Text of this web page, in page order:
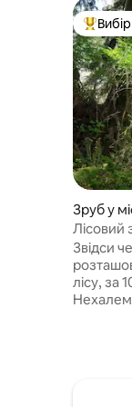
Топ
Зруб у
Лісовий
Звідси
лісу, за